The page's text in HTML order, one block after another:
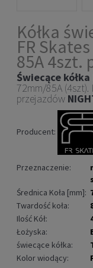
Kółka
FR
85A 4szt.
Świecące kółka
72mm/85A
przejazdów
Producent:
Przeznaczenie:
Średnica Koła [mm]:
Twardość koła:
Ilość Kół:
Łożyska:
świecące kółka:
Kolor wiodący: